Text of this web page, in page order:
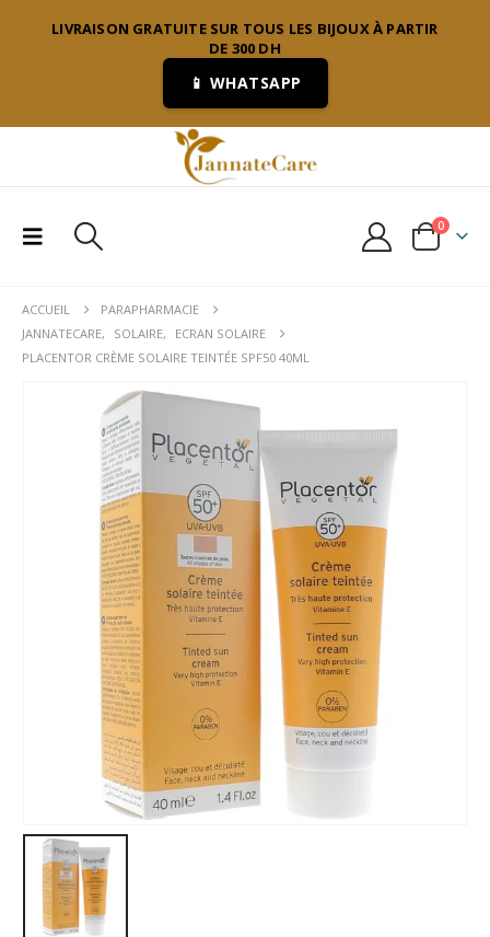
LIVRAISON GRATUITE SUR TOUS LES BIJOUX À PARTIR
DE 300 DH
📱 WHATSAPP
0
ACCUEIL
PARAPHARMACIE
JANNATECARE, SOLAIRE,
ECRAN SOLAIRE
PLACENTOR CRÈME SOLAIRE TEINTÉE SPF50 40ML